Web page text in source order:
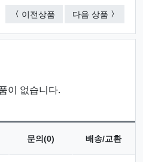
이전상품 멀티픽스 12P 소형 공
다음 상품 멀티픽
이 없습니다.
문의(0) 배송/교환